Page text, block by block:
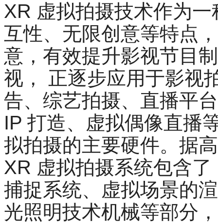
XR 虚拟拍摄技术作为
互性、无限创意等特点
意，有效提升影视节目
视， 正逐步应用于影视
告、综艺拍摄、直播平
IP 打造、虚拟偶像直播
拟拍摄的主要硬件。据
XR 虚拟拍摄系统包含
捕捉系统、虚拟场景的
光照明技术机械等部分